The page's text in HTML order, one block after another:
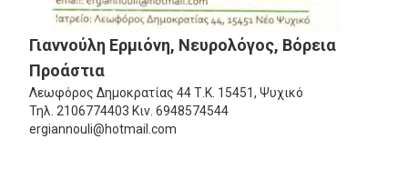
Γιαννούλη Ερμιόνη, Νευρολόγος, Βόρεια
Προάστια
Λεωφόρος Δημοκρατίας 44Τ.Κ. 15451, Ψυχικό
Τηλ. 2106774403 Κιν. 6948574544
ergiannouli@hotmail.com